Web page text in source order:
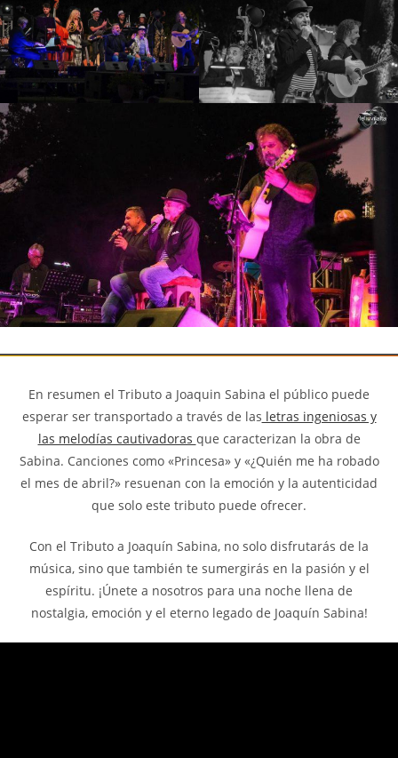
En resumen el Tributo a Joaquin Sabina el público puede
esperar ser transportado a través de las letras ingeniosas y
las melodías cautivadoras que caracterizan la obra de
Sabina. Canciones como «Princesa» y «¿Quién me ha robado
el mes de abril?» resuenan con la emoción y la autenticidad
que solo este tributo puede ofrecer.
Con el Tributo a Joaquín Sabina, no solo disfrutarás de la
música, sino que también te sumergirás en la pasión y el
espíritu. ¡Únete a nosotros para una noche llena de
nostalgia, emoción y el eterno legado de Joaquín Sabina!